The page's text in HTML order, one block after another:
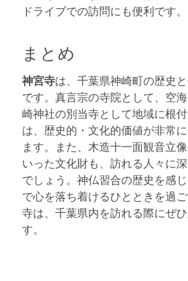
ドライブでの訪問にも便利です。
まとめ
神宮寺は、千葉県神崎町の歴史
です。真言宗の寺院として、空
崎神社の別当寺として地域に根
は、歴史的・文化的価値が非常
ます。また、木造十一面観音立
いった文化財も、訪れる人々に
でしょう。神仏習合の歴史を感
で心を落ち着けるひとときを過
寺は、千葉県内を訪れる際にぜ
す。